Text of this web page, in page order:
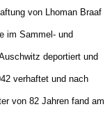
von Lhoman Braaf
im Sammel- und
deportiert und
verhaftet und nach
von 82 Jahren fand am